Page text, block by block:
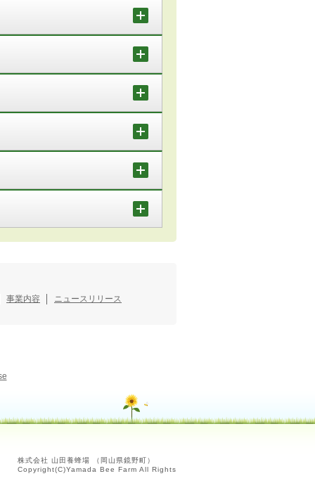
事業内容
ニュースリリース
株式会社 山田養蜂場 （岡山県鏡野町）
Copyright(C)Yamada Bee Farm All Rights